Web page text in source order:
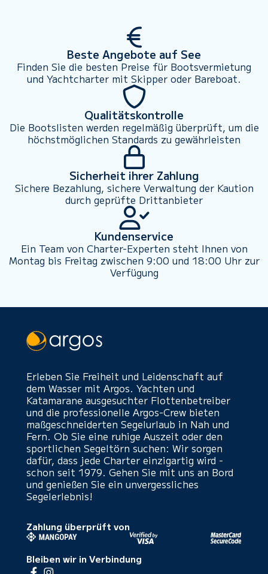
Beste Angebote auf See
Finden Sie die besten Preise für Bootsvermietung
und Yachtcharter mit Skipper oder Bareboat.
Qualitätskontrolle
Die Bootslisten werden regelmäßig überprüft, um die
höchstmöglichen Standards zu gewährleisten
Sicherheit ihrer Zahlung
Sichere Bezahlung, sichere Verwaltung der Kaution
durch geprüfte Drittanbieter
Kundenservice
Ein Team von Charter-Experten steht Ihnen von
Montag bis Freitag zwischen 9:00 und 18:00 Uhr zur
Verfügung
Erleben Sie Freiheit und Leidenschaft auf
dem Wasser mit Argos. Yachten und
Katamarane ausgesuchter Flottenbetreiber
und die professionelle Argos-Crew bieten
maßgeschneiderten Segelurlaub in Nah und
Fern. Ob Sie eine ruhige Auszeit oder den
sportlichen Segeltörn suchen: Wir sorgen
dafür, dass jede Charter einzigartig wird -
schon seit 1979. Gehen Sie mit uns an Bord
und genießen Sie ein unvergessliches
Segelerlebnis!
Zahlung überprüft von
Bleiben wir in Verbindung